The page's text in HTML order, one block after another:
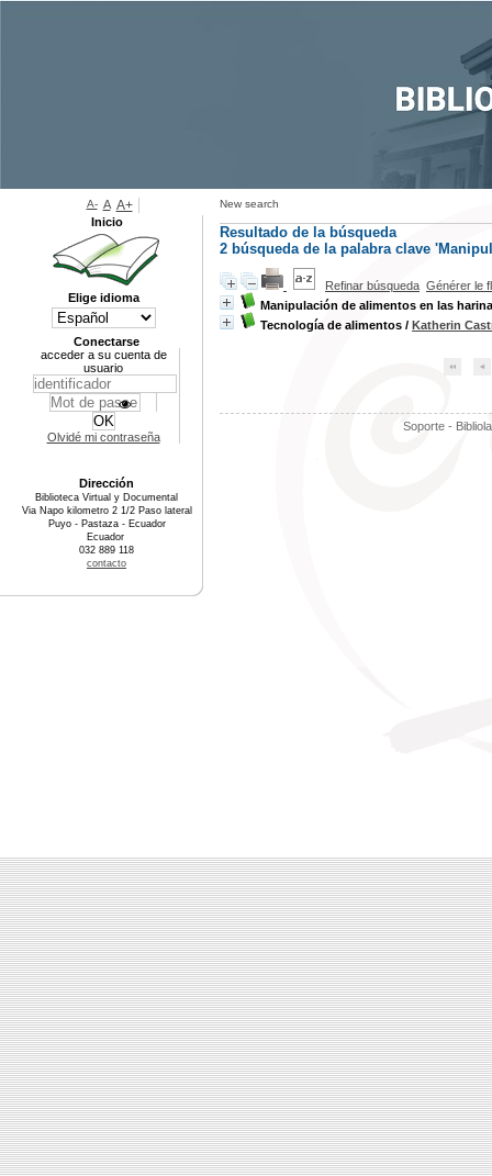
New search
Resultado de la búsqueda
2 búsqueda de la palabra clave
Refinar búsqueda Générer le
Manipulación de alimentos en las
Tecnología de alimentos / Katherin
Soporte -
A- A A+
Inicio
Elige idioma
Conectarse
acceder a su cuenta de
usuario
Olvidé mi contraseña
Dirección
Biblioteca Virtual y Documental
Via Napo kilometro 2 1/2 Paso lateral
Puyo - Pastaza - Ecuador
Ecuador
032 889 118
contacto